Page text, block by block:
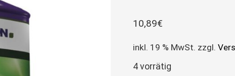
10,89€
inkl. 19 % MwSt. zzgl.
4 vorrätig